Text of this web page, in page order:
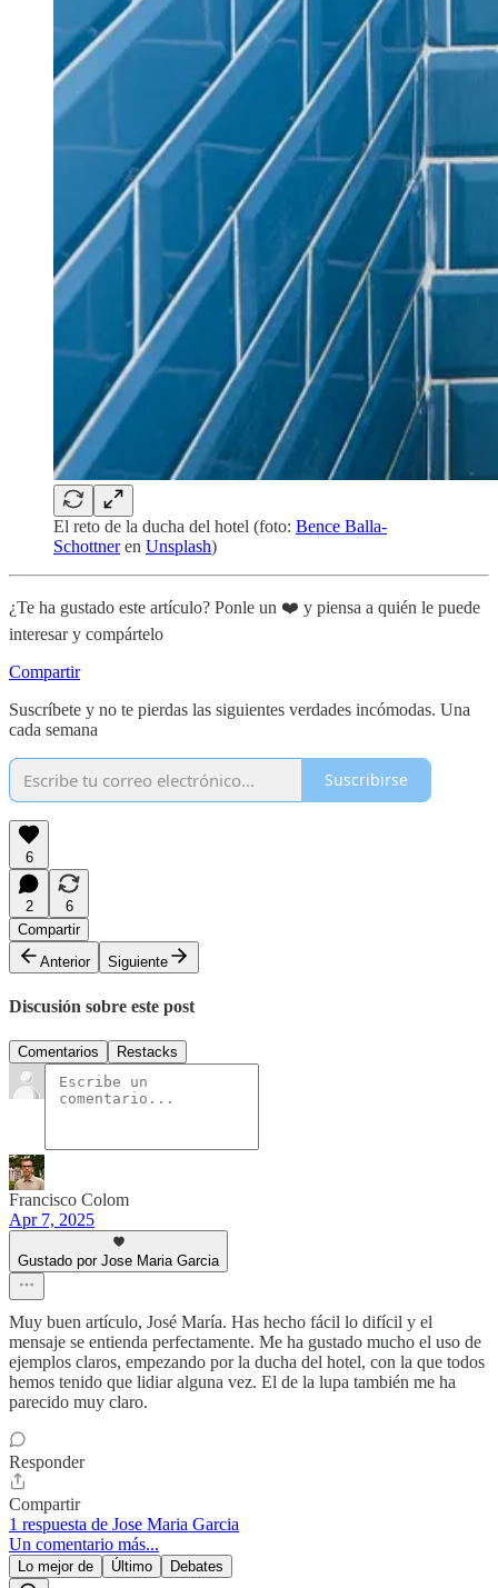
El reto de la ducha del hotel (foto: Bence Balla-
Schottneren Unsplash)
¿Te ha gustado este artículo? Ponle un ❤️ y piensa a quién le puede
interesar y compártelo
Compartir
Suscríbete y no te pierdas las siguientes verdades incómodas. Una
cada semana
Suscribirse
6
2
6
Compartir
Anterior
Siguiente
Discusión sobre este post
Comentarios Restacks
Francisco Colom
Apr 7, 2025
Gustado por Jose Maria Garcia
Muy buen artículo, José María. Has hecho fácil lo difícil y el
mensaje se entienda perfectamente. Me ha gustado mucho el uso de
ejemplos claros, empezando por la ducha del hotel, con la que todos
hemos tenido que lidiar alguna vez. El de la lupa también me ha
parecido muy claro.
Responder
Compartir
1 respuesta de Jose Maria Garcia
Un comentario más...
Lo mejor de Último Debates